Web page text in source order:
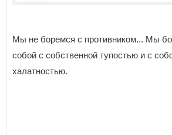
Мы не боремся с противником... Мы
собой с собственной тупостью и с
халатностью.